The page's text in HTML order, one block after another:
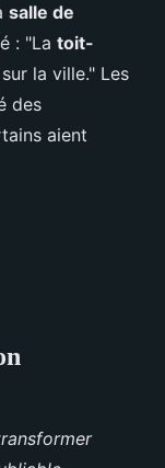
salle de
: "La toit-
la ville." Les
des
aient